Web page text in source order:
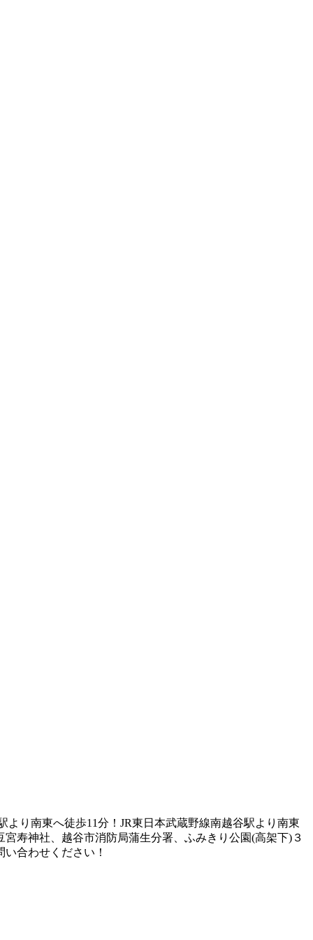
り南東へ徒歩11分！JR東日本武蔵野線南越谷駅より南東
寿神社、越谷市消防局蒲生分署、ふみきり公園(高架下)３
合わせください！